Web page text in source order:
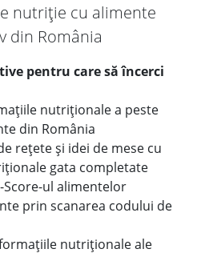
nutriție cu alimente
din România
pentru care să încerci
nutriționale a peste
din România
rețete și idei de mese cu
gata completate
ul alimentelor
prin scanarea codului de
nutriționale ale